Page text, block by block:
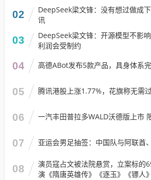
02
DeepSeek梁文锋：没有想过做成
讯
03
DeepSeek梁文锋：开源模型不影
利润会受制约
04 高德ABot发布5款产品，具身体系
05 腾讯港股上涨1.77%，花旗称无需
06 一汽丰田普拉多WALD沃德版上市
07 亚运会男足抽签：中国队与阿联酋
08
演员寇占文被法院悬赏，立案标的
演《隋唐英雄传》《逐玉》《镖人